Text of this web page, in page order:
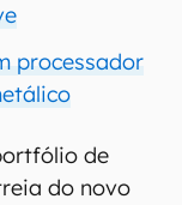
processador
de
do novo